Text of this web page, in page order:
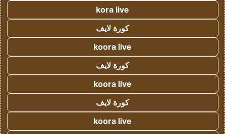
kora live
كورة لايف
koora live
كورة لايف
koora live
كورة لايف
koora live